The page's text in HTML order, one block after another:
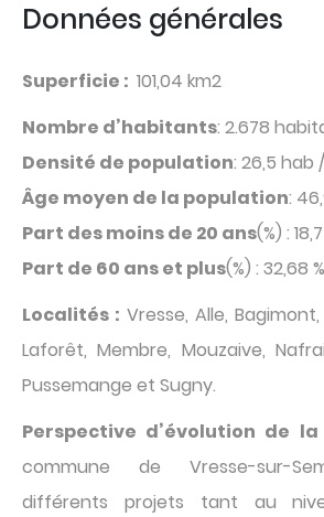
Données générales
Superficie : 101,04 km2
Nombre d’habitants: 2.678
Densité de population: 26,5 hab
Âge moyen de la population:
Part des moins de 20 ans(%) :
Part de 60 ans et plus(%) : 32,68 %
Localités : Vresse, Alle,
Laforêt, Membre, Mouzaive,
Pussemange et Sugny.
Perspective d’évolution de
commune de Vresse-sur-
différents projets tant au